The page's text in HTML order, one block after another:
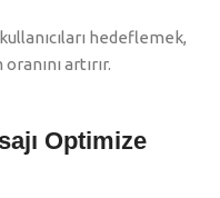
hedeflemek,
artırır.
Optimize